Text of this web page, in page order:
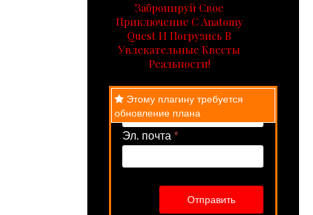
Забронируй Свое
Приключение С Anatomy
Quest И Погрузись В
Увлекательные Квесты
Реальности!
Этому плагину требуется
обновление плана
Имя*
Эл. почта *
Отправить